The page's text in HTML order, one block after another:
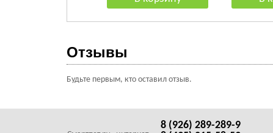
Отзывы
Будьте первым, кто оставил отзыв.
8 (926) 289-289-9